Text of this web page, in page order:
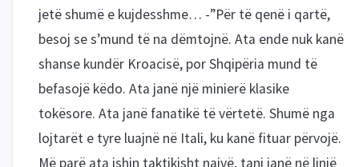
jetë shumë e kujdesshme… -”Për të qenë i qartë,
besoj se s’mund të na dëmtojnë. Ata ende nuk kanë
shanse kundër Kroacisë, por Shqipëria mund të
befasojë këdo. Ata janë një minierë klasike
tokësore. Ata janë fanatikë të vërtetë. Shumë nga
lojtarët e tyre luajnë në Itali, ku kanë fituar përvojë.
Më parë ata ishin taktikisht naivë, tani janë në linjë